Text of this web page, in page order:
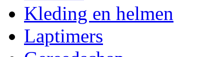
Kleding en helmen
Laptimers